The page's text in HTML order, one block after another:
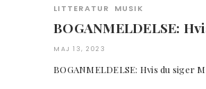
LITTERATUR MUSIK
BOGANMELDELSE:
MAJ 13, 2023
BOGANMELDELSE: Hvis du